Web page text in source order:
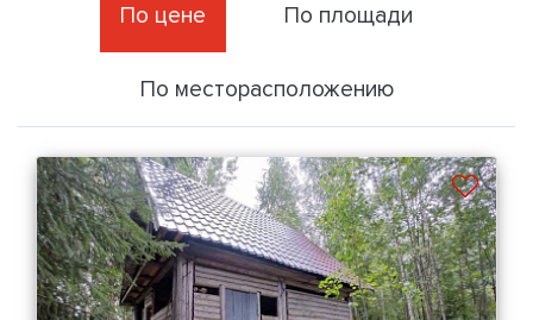
По цене По площади
По месторасположению